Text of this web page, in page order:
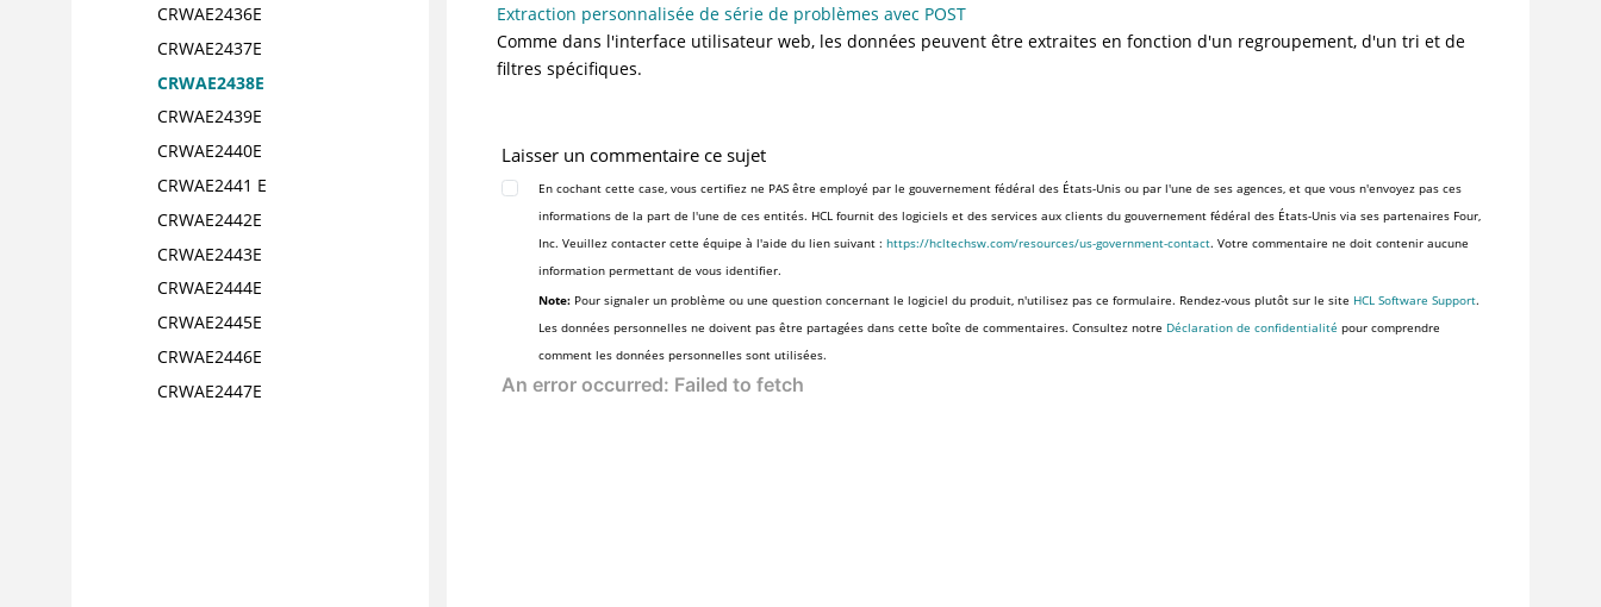
CRWAE2436E
CRWAE2437E
CRWAE2438E
CRWAE2439E
CRWAE2440E
CRWAE2441 E
CRWAE2442E
CRWAE2443E
CRWAE2444E
CRWAE2445E
CRWAE2446E
CRWAE2447E
Extraction personnalisée de série de problèmes avec POST
Comme dans l'interface utilisateur web, les données peuvent être extraites en fonction d'un regroupement, d'un tri et de
filtres spécifiques.
Laisser un commentaire ce sujet
En cochant cette case, vous certifiez ne PAS être employé par le gouvernement fédéral des États-Unis ou par l'une de ses agences, et que vous n'envoyez pas ces
informations de la part de l'une de ces entités. HCL fournit des logiciels et des services aux clients du gouvernement fédéral des États-Unis via ses partenaires Four,
Inc. Veuillez contacter cette équipe à l'aide du lien suivant :https://hcltechsw.com/resources/us-government-contact. Votre commentaire ne doit contenir aucune
information permettant de vous identifier.
Note: Pour signaler un problème ou une question concernant le logiciel du produit, n'utilisez pas ce formulaire. Rendez-vous plutôt sur le site HCL Software Support.
Les données personnelles ne doivent pas être partagées dans cette boîte de commentaires. Consultez notre Déclaration de confidentialité pour comprendre
comment les données personnelles sont utilisées.